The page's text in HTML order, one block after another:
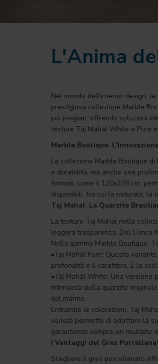
L'Anima
Nel mondo dell'interior design,
prestigiosa collezione Marble
più pregiati, offrendo soluzioni
texture Taj Mahal White e Pure
Marble Boutique:
La collezione Marble Boutique
e durabilità, ma anche una
formati, come il 120x278 cm,
disponibili, tra cui la naturale, la
Taj Mahal: La Quarzite
La texture Taj Mahal nella
leggera trasparenza. Del Conca
Nella gamma Marble Boutique,
•Taj Mahal Pure: Questa
profondità e il carattere. È la
•Taj Mahal White: Una
intrinseca della quarzite
del marmo.
Entrambe le colorazioni, Taj
varietà permette di adattare la
garantendo sempre un risultato
I Vantaggi del Gres
Scegliere il gres porcellanato